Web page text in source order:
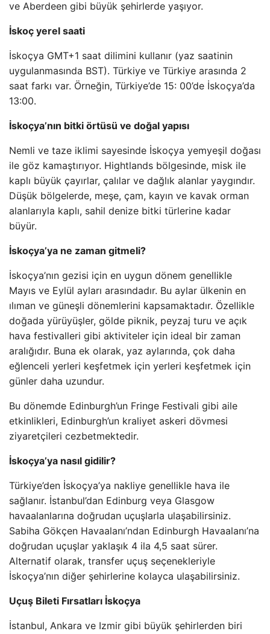
ve Aberdeen gibi büyük şehirlerde yaşıyor.
İskoç yerel saati
İskoçya GMT+1 saat dilimini kullanır (yaz saatinin
uygulanmasında BST). Türkiye ve Türkiye arasında 2
saat farkı var. Örneğin, Türkiye’de 15: 00’de İskoçya’da
13:00.
İskoçya’nın bitki örtüsü ve doğal yapısı
Nemli ve taze iklimi sayesinde İskoçya yemyeşil doğası
ile göz kamaştırıyor. Hightlands bölgesinde, misk ile
kaplı büyük çayırlar, çalılar ve dağlık alanlar yaygındır.
Düşük bölgelerde, meşe, çam, kayın ve kavak orman
alanlarıyla kaplı, sahil denize bitki türlerine kadar
büyür.
İskoçya’ya ne zaman gitmeli?
İskoçya’nın gezisi için en uygun dönem genellikle
Mayıs ve Eylül ayları arasındadır. Bu aylar ülkenin en
ılıman ve güneşli dönemlerini kapsamaktadır. Özellikle
doğada yürüyüşler, gölde piknik, peyzaj turu ve açık
hava festivalleri gibi aktiviteler için ideal bir zaman
aralığıdır. Buna ek olarak, yaz aylarında, çok daha
eğlenceli yerleri keşfetmek için yerleri keşfetmek için
günler daha uzundur.
Bu dönemde Edinburgh’un Fringe Festivali gibi aile
etkinlikleri, Edinburgh’un kraliyet askeri dövmesi
ziyaretçileri cezbetmektedir.
İskoçya’ya nasıl gidilir?
Türkiye’den İskoçya’ya nakliye genellikle hava ile
sağlanır. İstanbul’dan Edinburg veya Glasgow
havaalanlarına doğrudan uçuşlarla ulaşabilirsiniz.
Sabiha Gökçen Havaalanı’ndan Edinburgh Havaalanı’na
doğrudan uçuşlar yaklaşık 4 ila 4,5 saat sürer.
Alternatif olarak, transfer uçuş seçenekleriyle
İskoçya’nın diğer şehirlerine kolayca ulaşabilirsiniz.
Uçuş Bileti Fırsatları İskoçya
İstanbul, Ankara ve Izmir gibi büyük şehirlerden biri